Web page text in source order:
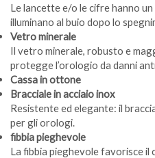
Le lancette e/o le cifre hanno
illuminano al buio dopo lo
Vetro minerale
Il vetro minerale, robusto e
protegge l’orologio da danni
Cassa in ottone
Bracciale in acciaio inox
Resistente ed elegante: il
per gli orologi.
fibbia pieghevole
La fibbia pieghevole favorisce il